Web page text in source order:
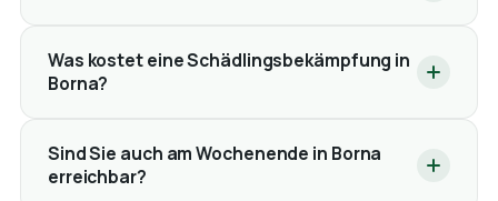
Was kostet eine Schädlingsbekämpfung in
Borna?
Sind Sie auch am Wochenende in Borna
erreichbar?